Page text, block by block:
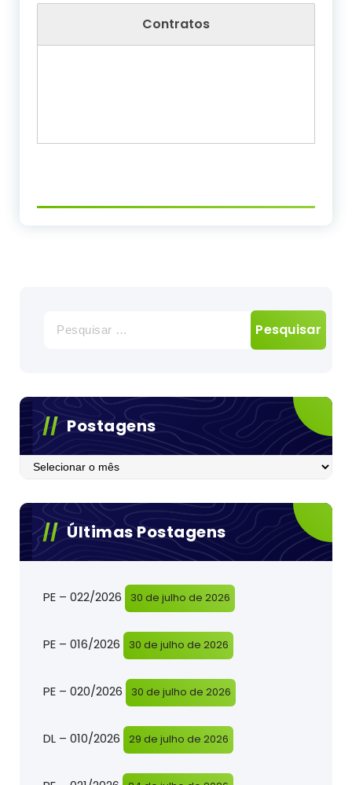
Contratos
por:
Postagens
Postagens
Últimas Postagens
PE – 022/2026 30 de julho de 2026
PE – 016/2026 30 de julho de 2026
PE – 020/2026 30 de julho de 2026
DL – 010/2026 29 de julho de 2026